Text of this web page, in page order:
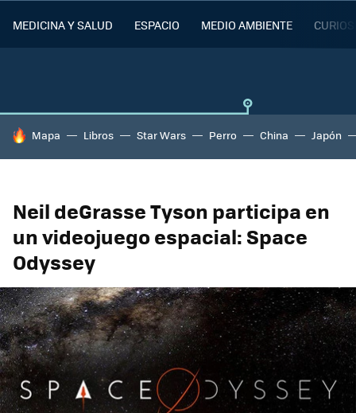
MEDICINA Y SALUD ESPACIO MEDIO AMBIENTE
HOY SE HABLA DE
Mapa Libros Star Wars Perro China Japón
Neil deGrasse Tyson participa en
un videojuego espacial: Space
Odyssey